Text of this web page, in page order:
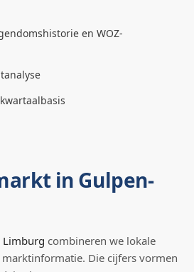
en WOZ-
in Gulpen-
Limburg combineren we lokale
Die cijfers vormen